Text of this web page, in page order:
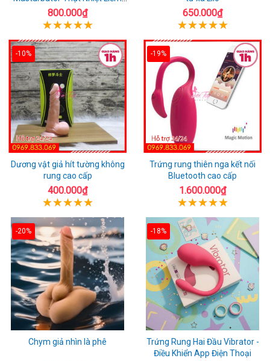
Rung
800.000₫ 650.000₫
-10%
Dương vật giả hít tường không
rung cao cấp
400.000₫
-19%
Trứng rung thiên nga kết nối
Bluetooth cao cấp
1.600.000₫
-20%
Chym giả nhìn là phê
-18%
Trứng Rung Hai Đầu Vibrator -
Điều Khiển App Điện Thoại